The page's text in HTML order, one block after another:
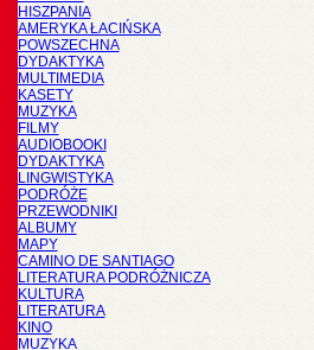
HISZPANIA
AMERYKA ŁACIŃSKA
POWSZECHNA
DYDAKTYKA
MULTIMEDIA
KASETY
MUZYKA
FILMY
AUDIOBOOKI
DYDAKTYKA
LINGWISTYKA
PODRÓŻE
PRZEWODNIKI
ALBUMY
MAPY
CAMINO DE SANTIAGO
LITERATURA PODRÓŻNICZA
KULTURA
LITERATURA
KINO
MUZYKA